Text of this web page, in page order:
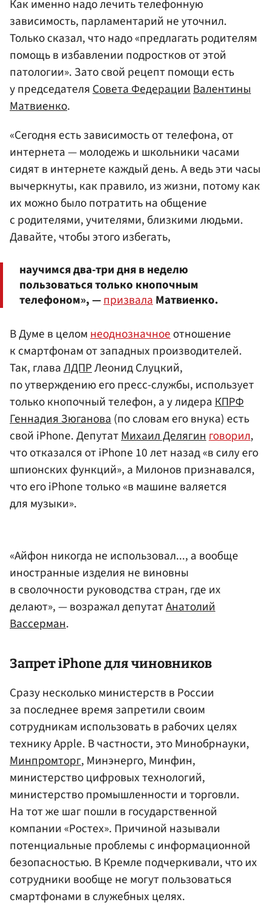
Как именно надо лечить телефонную
зависимость, парламентарий не уточнил.
Только сказал, что надо «предлагать родителям
помощь в избавлении подростков от этой
патологии». Зато свой рецепт помощи есть
у председателяСовета ФедерацииВалентины
Матвиенко.
«Сегодня есть зависимость от телефона, от
интернета — молодежь и школьники часами
сидят в интернете каждый день. А ведь эти часы
вычеркнуты, как правило, из жизни, потому как
их можно было потратить на общение
с родителями, учителями, близкими людьми.
Давайте, чтобы этого избегать,
научимся два-три дня в неделю
пользоваться только кнопочным
телефоном», —призвалаМатвиенко.
В Думе в целомнеоднозначноеотношение
к смартфонам от западных производителей.
Так, главаЛДПРЛеонид Слуцкий,
по утверждению его пресс-службы, использует
только кнопочный телефон, а у лидераКПРФ
Геннадия Зюганова(по словам его внука) есть
свой iPhone. ДепутатМихаил Делягинговорил,
что отказался от iPhone 10 лет назад «в силу его
шпионских функций», а Милонов признавался,
что его iPhone только «в машине валяется
для музыки».
«Айфон никогда не использовал..., а вообще
иностранные изделия не виновны
в сволочности руководства стран, где их
делают», — возражал депутатАнатолий
Вассерман.
Запрет iPhone для чиновников
Сразу несколько министерств в России
за последнее время запретили своим
сотрудникам использовать в рабочих целях
технику Apple. В частности, это Минобрнауки,
Минпромторг, Минэнерго, Минфин,
министерство цифровых технологий,
министерство промышленности и торговли.
На тот же шаг пошли в государственной
компании «Ростех». Причиной называли
потенциальные проблемы с информационной
безопасностью. В Кремле подчеркивали, что их
сотрудники вообще не могут пользоваться
смартфонами в служебных целях.